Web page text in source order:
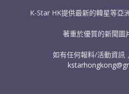
K-Star HK提供最新的韓星等亞
著重於優質的新聞圖
如有任何報料/活動資訊